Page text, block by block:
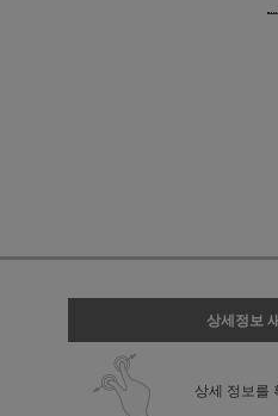
상세정보
상세 정보를